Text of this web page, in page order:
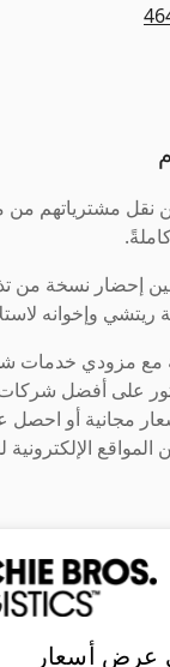
نقل مشترياتهم من
إحضار نسخة من
وإخوانه
مع مزودي خدمات
على أفضل شركات
مجانية أو احصل
عرض أسعار